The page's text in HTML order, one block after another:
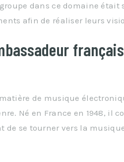
dans ce domaine était
afin de réaliser leurs
de musique
Né en France en 1948, il
de se tourner vers la